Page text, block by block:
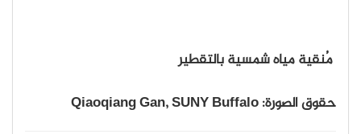
مُنقية مياه شمسية بالتقطير
حقوق الصورة: Qiaoqiang Gan, SUNY Buffalo